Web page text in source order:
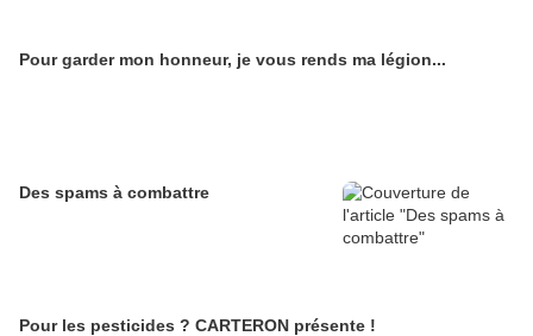
Pour garder mon honneur, je vous rends ma légion...
Des spams à combattre
Pour les pesticides ? CARTERON présente !